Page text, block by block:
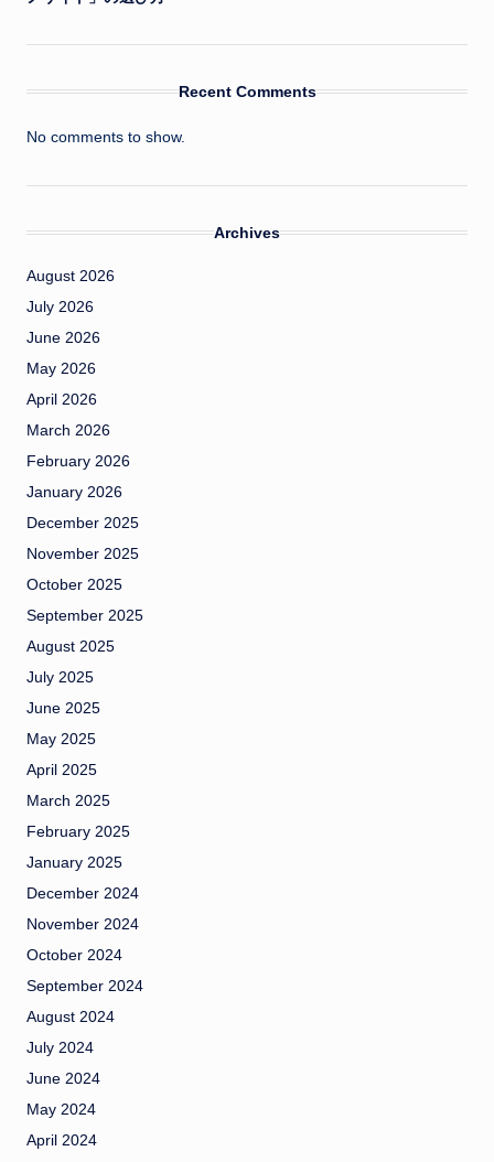
Recent Comments
No comments to show.
Archives
August 2026
July 2026
June 2026
May 2026
April 2026
March 2026
February 2026
January 2026
December 2025
November 2025
October 2025
September 2025
August 2025
July 2025
June 2025
May 2025
April 2025
March 2025
February 2025
January 2025
December 2024
November 2024
October 2024
September 2024
August 2024
July 2024
June 2024
May 2024
April 2024